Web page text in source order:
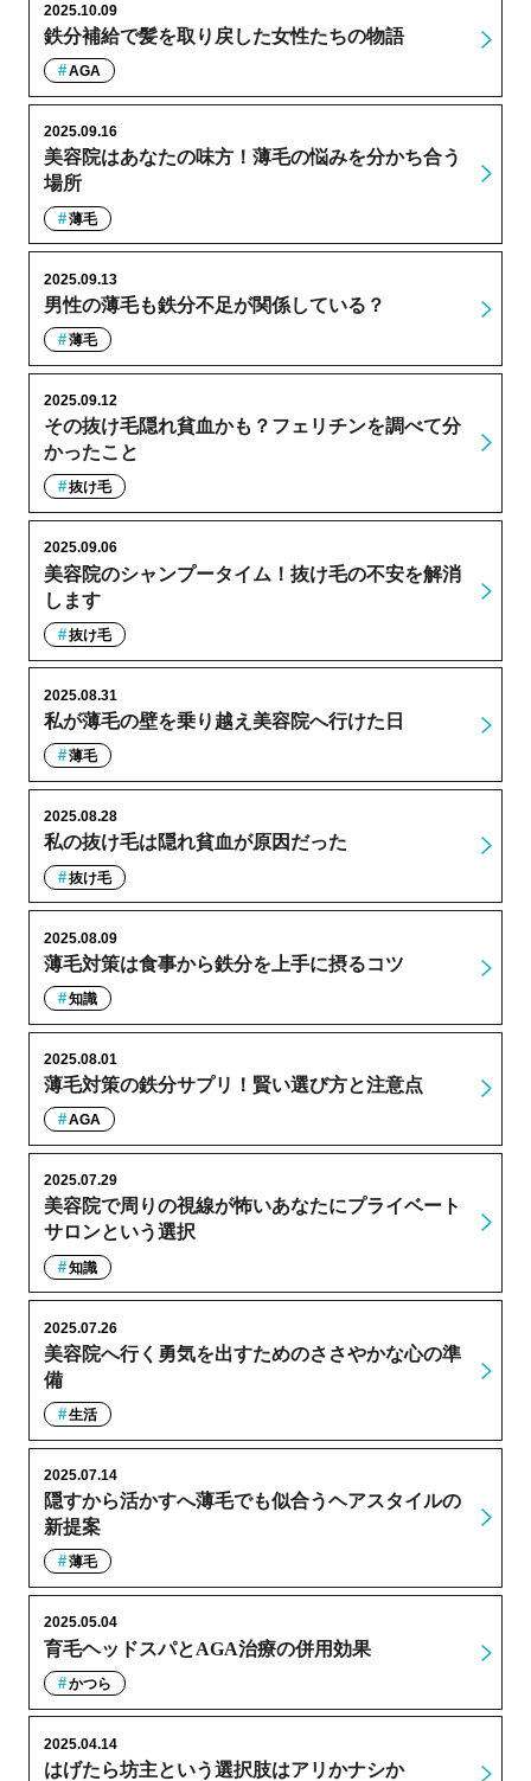
鉄分補給で髪を取り戻した女性たちの物語
2025.10.09
AGA
美容院はあなたの味方！薄毛の悩みを分かち合う
場所
2025.09.16
薄毛
男性の薄毛も鉄分不足が関係している？
2025.09.13
薄毛
その抜け毛隠れ貧血かも？フェリチンを調べて分
かったこと
2025.09.12
抜け毛
美容院のシャンプータイム！抜け毛の不安を解消
します
2025.09.06
抜け毛
私が薄毛の壁を乗り越え美容院へ行けた日
2025.08.31
薄毛
私の抜け毛は隠れ貧血が原因だった
2025.08.28
抜け毛
薄毛対策は食事から鉄分を上手に摂るコツ
2025.08.09
知識
薄毛対策の鉄分サプリ！賢い選び方と注意点
2025.08.01
AGA
美容院で周りの視線が怖いあなたにプライベート
サロンという選択
2025.07.29
知識
美容院へ行く勇気を出すためのささやかな心の準
備
2025.07.26
生活
隠すから活かすへ薄毛でも似合うヘアスタイルの
新提案
2025.07.14
薄毛
育毛ヘッドスパとAGA治療の併用効果
2025.05.04
かつら
はげたら坊主という選択肢はアリかナシか
2025.04.14